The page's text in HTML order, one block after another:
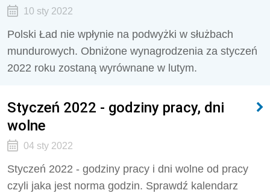
10 sty 2022
Polski Ład nie wpłynie na podwyżki w służbach
mundurowych. Obniżone wynagrodzenia za styczeń
2022 roku zostaną wyrównane w lutym.
Styczeń 2022 - godziny pracy, dni
wolne
04 sty 2022
Styczeń 2022 - godziny pracy i dni wolne od pracy
czyli jaka jest norma godzin. Sprawdź kalendarz